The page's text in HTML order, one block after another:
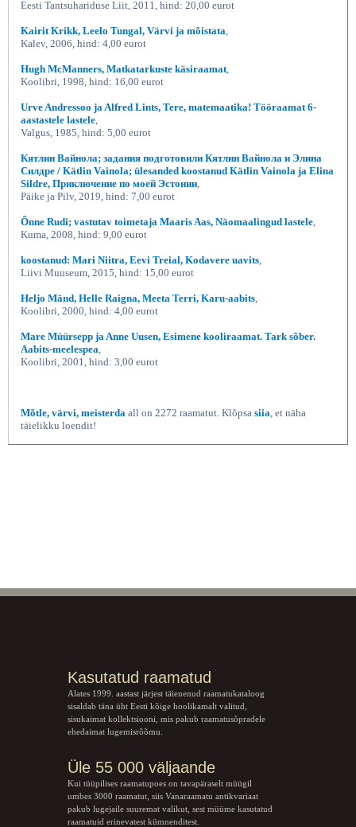
Eesti Tantsuhariduse Liit, 2011, hind: 20,00 eurot
Kairit Krikk, Leelo Tungal, Värvi ja mõistata
Kalev, 2006, hind: 4,00 eurot
Hugh McManners, Matkatarkuste käsiraamat
Koolibri, 1998, hind: 16,00 eurot
Urve Andressoo ja Alfred Lints, Tere, matemaatika! Tööraamat 6-
aastastele lastele
Valgus, 1985, hind: 5,00 eurot
Кятлин Вайнола; задания подготовили Кятлин Вайнола и Элина
Силдре / Kätlin Vainola; ülesanded koostanud Kätlin Vainola ja Elina
Sildre, Приключение по моей Эстонии
Päike ja Pilv, 2019, hind: 7,00 eurot
Õnne Rudi; vastutav toimetaja Maaris Aas, Näomaalingud lastele
Kuma, 2008, hind: 9,00 eurot
koostanud: Mari Niitra, Eevi Treial, Kodavere uavits
Liivi Muuseum, 2015, hind: 15,00 eurot
Heljo Mänd, Helle Raigna, Meeta Terri, Karu-aabits
Koolibri, 2000, hind: 4,00 eurot
Mare Müürsepp ja Anne Uusen, Esimene kooliraamat. Tark sõber.
Aabits-meelespea
Koolibri, 2001, hind: 3,00 eurot
Mõtle, värvi, meisterda all on 2272 raamatut. Klõpsa siia , et näha
täielikku loendit!
Kasutatud raamatud
Alates 1999. aastast järjest täienenud raamatukataloog
sisaldab täna üht Eesti kõige hoolikamalt valitud,
sisukaimat kollektsiooni, mis pakub raamatusõpradele
ehedaimat lugemisrõõmu.
Üle 55 000 väljaande
Kui tüüpilises raamatupoes on tavapäraselt müügil
umbes 3000 raamatut, siis Vanaraamatu antikvariaat
pakub lugejaile suuremat valikut, sest müüme kasutatud
raamatuid erinevatest kümnenditest.